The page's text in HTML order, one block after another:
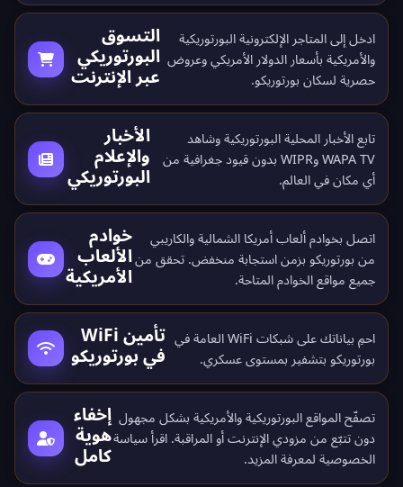
التسوق
البورتوريكي
عبر الإنترنت
ادخل إلى المتاجر الإلكترونية البورتوريكية
والأمريكية بأسعار الدولار الأمريكي وعروض
حصرية لسكان بورتوريكو.
الأخبار
والإعلام
البورتوريكي
تابع الأخبار المحلية البورتوريكية وشاهد
WAPA TV وWIPR بدون قيود جغرافية من
أي مكان في العالم.
خوادم
الألعاب
الأمريكية
اتصل بخوادم ألعاب أمريكا الشمالية والكاريبي
من بورتوريكو بزمن استجابة منخفض. تحقق من
جميع مواقع الخوادم المتاحة.
تأمين WiFi
في بورتوريكو
احمِ بياناتك على شبكات WiFi العامة في
بورتوريكو بتشفير بمستوى عسكري.
إخفاء
هوية
كامل
تصفّح المواقع البورتوريكية والأمريكية بشكل مجهول
دون تتبّع من مزودي الإنترنت أو المراقبة. اقرأ سياسة
الخصوصية لمعرفة المزيد.